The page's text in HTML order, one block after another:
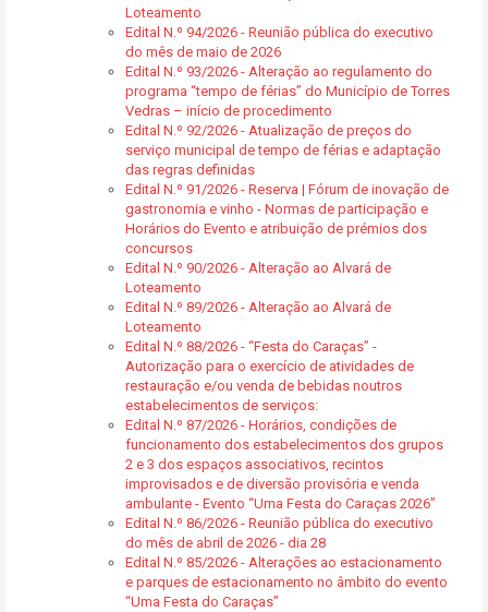
Loteamento
Edital N.º 94/2026 - Reunião pública do executivo
do mês de maio de 2026
Edital N.º 93/2026 - Alteração ao regulamento do
programa “tempo de férias” do Município de Torres
Vedras – início de procedimento
Edital N.º 92/2026 - Atualização de preços do
serviço municipal de tempo de férias e adaptação
das regras definidas
Edital N.º 91/2026 - Reserva | Fórum de inovação de
gastronomia e vinho - Normas de participação e
Horários do Evento e atribuição de prémios dos
concursos
Edital N.º 90/2026 - Alteração ao Alvará de
Loteamento
Edital N.º 89/2026 - Alteração ao Alvará de
Loteamento
Edital N.º 88/2026 - “Festa do Caraças” -
Autorização para o exercício de atividades de
restauração e/ou venda de bebidas noutros
estabelecimentos de serviços:
Edital N.º 87/2026 - Horários, condições de
funcionamento dos estabelecimentos dos grupos
2 e 3 dos espaços associativos, recintos
improvisados e de diversão provisória e venda
ambulante - Evento “Uma Festa do Caraças 2026”
Edital N.º 86/2026 - Reunião pública do executivo
do mês de abril de 2026 - dia 28
Edital N.º 85/2026 - Alterações ao estacionamento
e parques de estacionamento no âmbito do evento
“Uma Festa do Caraças”